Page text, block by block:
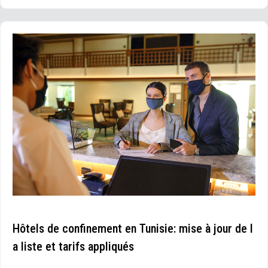
Hôtels de confinement en Tunisie: mise à jour de l
a liste et tarifs appliqués